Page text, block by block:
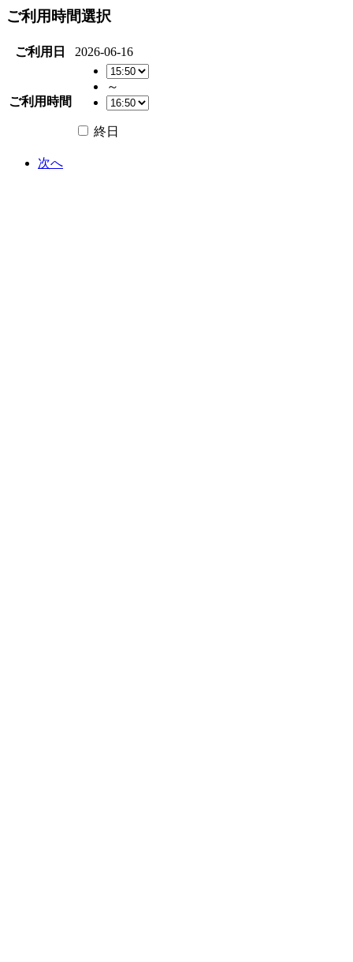
ご利用時間選択
ご利用日 2026-06-16
ご利用時間
～
終日
次へ